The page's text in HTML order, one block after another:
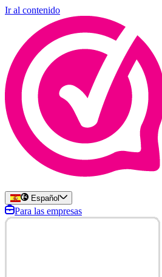
Ir al contenido
Español
Para las empresas